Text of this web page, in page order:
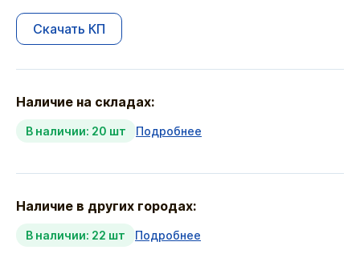
Скачать КП
Наличие на складах:
В наличии: 20 шт Подробнее
Наличие в других городах:
В наличии: 22 шт Подробнее